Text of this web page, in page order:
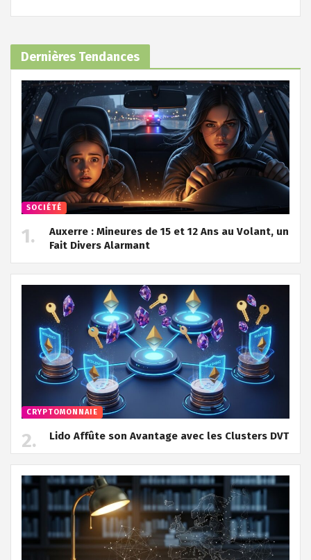
Dernières Tendances
SOCIÉTÉ
Auxerre : Mineures de 15 et 12 Ans au Volant, un
Fait Divers Alarmant
CRYPTOMONNAIE
Lido Affûte son Avantage avec les Clusters DVT